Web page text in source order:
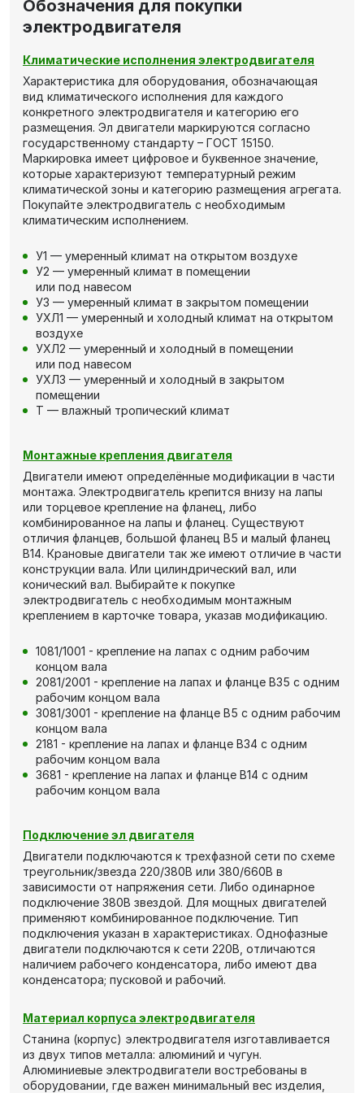
Обозначения для покупки
электродвигателя
Климатические исполнения электродвигателя
Характеристика для оборудования, обозначающая
вид климатического исполнения для каждого
конкретного электродвигателя и категорию его
размещения. Эл двигатели маркируются согласно
государственному стандарту – ГОСТ 15150.
Маркировка имеет цифровое и буквенное значение,
которые характеризуют температурный режим
климатической зоны и категорию размещения агрегата.
Покупайте электродвигатель с необходимым
климатическим исполнением.
У1 — умеренный климат на открытом воздухе
У2 — умеренный климат в помещении
или под навесом
У3 — умеренный климат в закрытом помещении
УХЛ1 — умеренный и холодный климат на открытом
воздухе
УХЛ2 — умеренный и холодный в помещении
или под навесом
УХЛ3 — умеренный и холодный в закрытом
помещении
Т — влажный тропический климат
Монтажные крепления двигателя
Двигатели имеют определённые модификации в части
монтажа. Электродвигатель крепится внизу на лапы
или торцевое крепление на фланец, либо
комбинированное на лапы и фланец. Существуют
отличия фланцев, большой фланец В5 и малый фланец
В14. Крановые двигатели так же имеют отличие в части
конструкции вала. Или цилиндрический вал, или
конический вал. Выбирайте к покупке
электродвигатель с необходимым монтажным
креплением в карточке товара, указав модификацию.
1081/1001 - крепление на лапах с одним рабочим
концом вала
2081/2001 - крепление на лапах и фланце В35 с одним
рабочим концом вала
3081/3001 - крепление на фланце В5 с одним рабочим
концом вала
2181 - крепление на лапах и фланце В34 с одним
рабочим концом вала
3681 - крепление на лапах и фланце В14 с одним
рабочим концом вала
Подключение эл двигателя
Двигатели подключаются к трехфазной сети по схеме
треугольник/звезда 220/380В или 380/660В в
зависимости от напряжения сети. Либо одинарное
подключение 380В звездой. Для мощных двигателей
применяют комбинированное подключение. Тип
подключения указан в характеристиках. Однофазные
двигатели подключаются к сети 220В, отличаются
наличием рабочего конденсатора, либо имеют два
конденсатора; пусковой и рабочий.
Материал корпуса электродвигателя
Станина (корпус) электродвигателя изготавливается
из двух типов металла: алюминий и чугун.
Алюминиевые электродвигатели востребованы в
оборудовании, где важен минимальный вес изделия,